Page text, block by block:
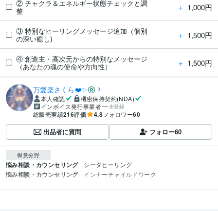
② チャクラ＆エネルギー状態チェックと調
整
＋ 1,000円
③ 特別なヒーリングメッセージ追加（個別
の深い癒し)
＋ 1,500円
④ 創造主・高次元からの特別なメッセージ
（あなたの魂の使命や方向性）
＋ 1,500円
万愛楽さくら❤️✨
本人確認
機密保持契約(NDA)
インボイス発行事業者
未登録
総販売実績216評価 4.8フォロワー60
出品者に質問 フォロー60
得意分野
悩み相談・カウンセリング シータヒーリング
悩み相談・カウンセリング インナーチャイルドワーク